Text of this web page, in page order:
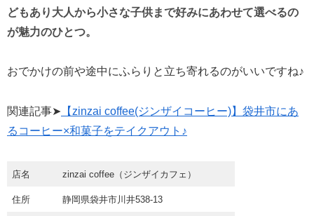
どもあり大人から小さな子供まで好みにあわせて選べるの
が魅力のひとつ。
おでかけの前や途中にふらりと立ち寄れるのがいいですね♪
関連記事➤ 【zinzai coffee(ジンザイコーヒー)】袋井市にあ
るコーヒー×和菓子をテイクアウト♪
店名 zinzai coffee（ジンザイカフェ）
住所 静岡県袋井市川井538-13